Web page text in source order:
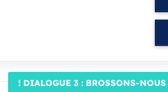
DIALOGUE 3 : BROSSONS-NOUS